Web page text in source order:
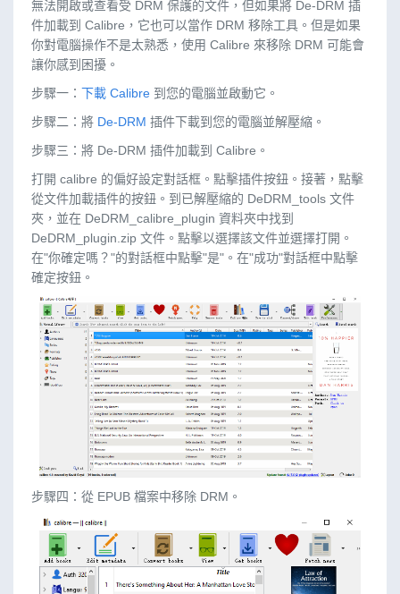
無法開啟或查看受 DRM 保護的文件，但如果將 De-DRM 插
件加載到 Calibre，它也可以當作 DRM 移除工具。但是如果
你對電腦操作不是太熟悉，使用 Calibre 來移除 DRM 可能會
讓你感到困擾。
步驟一： 下載 Calibre 到您的電腦並啟動它。
步驟二：將 De-DRM 插件下載到您的電腦並解壓縮。
步驟三：將 De-DRM 插件加載到 Calibre。
打開 calibre 的偏好設定對話框。點擊插件按鈕。接著，點擊
從文件加載插件的按鈕。到已解壓縮的 DeDRM_tools 文件
夾，並在 DeDRM_calibre_plugin 資料夾中找到
DeDRM_plugin.zip 文件。點擊以選擇該文件並選擇打開。
在"你確定嗎？"的對話框中點擊"是"。在"成功"對話框中點擊
確定按鈕。
步驟四：從 EPUB 檔案中移除 DRM。